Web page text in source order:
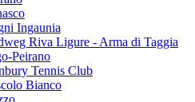
Ingaunia
Riva Ligure - Arma di Taggia
Peirano
Tennis Club
Bianco